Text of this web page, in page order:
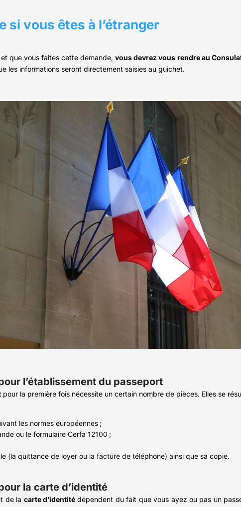
si vous êtes à l’étranger
et que vous faites cette demande,vous devrez vous rendre au
les informations seront directement saisies au guichet.
l’établissement du passeport
pour la première fois nécessite un certain nombre de pièces. Elles se
les normes européennes ;
ou le formulaire Cerfa 12100 ;
(la quittance de loyer ou la facture de téléphone) ainsi que sa copie.
la carte d’identité
de la carte d’identité dépendent du fait que vous ayez ou pas un